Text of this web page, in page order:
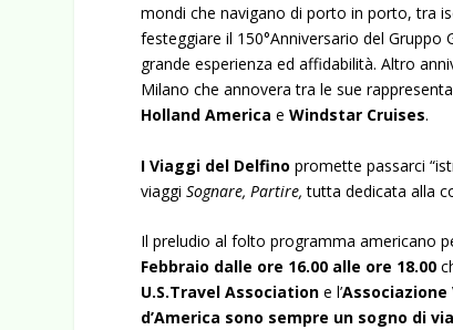
mondi che navigano di porto in porto, tra
festeggiare il 150°Anniversario del
grande esperienza ed affidabilità. Altro
Milano che annovera tra le sue
Holland America eWindstar Cruises.
I Viaggi del Delfino promette passarci
viaggiSognare, Partire,tutta dedicata alla
Il preludio al folto programma americano
Febbraio dalle ore 16.00 alle ore 18.00
U.S.Travel Association e l’Associazione
d’America sono sempre un sogno di